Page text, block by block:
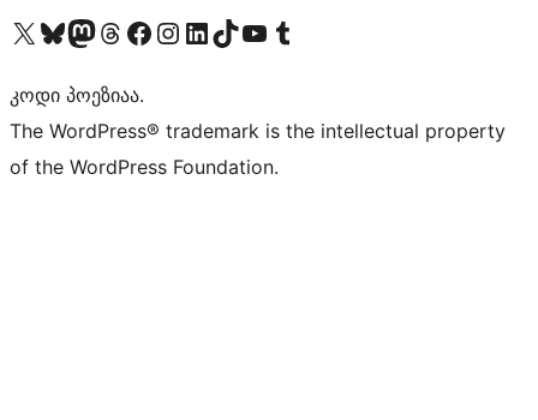
Visit our X (formerly Twitter) account
Visit our Bluesky account
Visit our Mastodon account
Visit our Threads account
Visit our Facebook page
Visit our Instagram account
Visit our LinkedIn account
Visit our TikTok account
Visit our YouTube channel
Visit our Tumblr account
კოდი პოეზიაა.
The WordPress® trademark is the intellectual property
of the WordPress Foundation.